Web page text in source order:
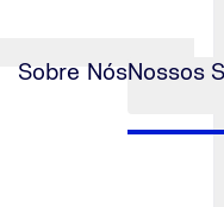
Sobre NósNossos